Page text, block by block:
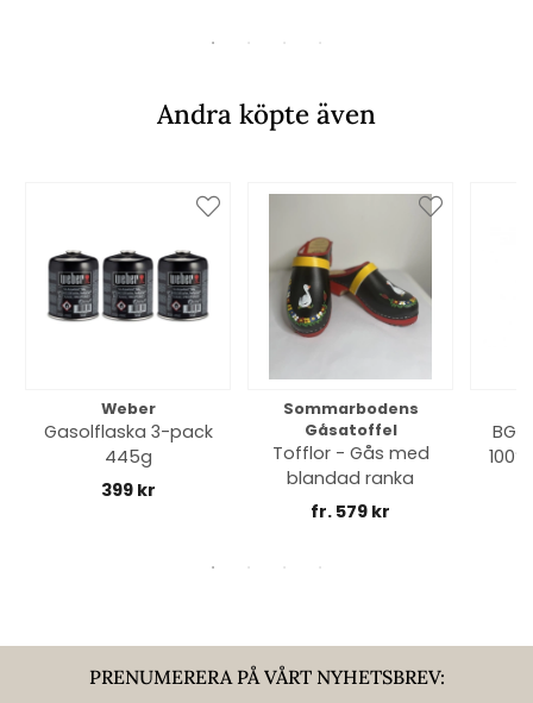
Andra köpte även
Weber
Gasolflaska 3-pack
445g
399 kr
Sommarbodens
Gåsatoffel
Tofflor - Gås med
blandad ranka
fr. 579 kr
PRENUMERERA PÅ VÅRT NYHETSBREV: